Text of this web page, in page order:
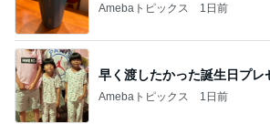
Amebaトピックス 1日前
早く渡したかった誕生日プレ
Amebaトピックス 1日前